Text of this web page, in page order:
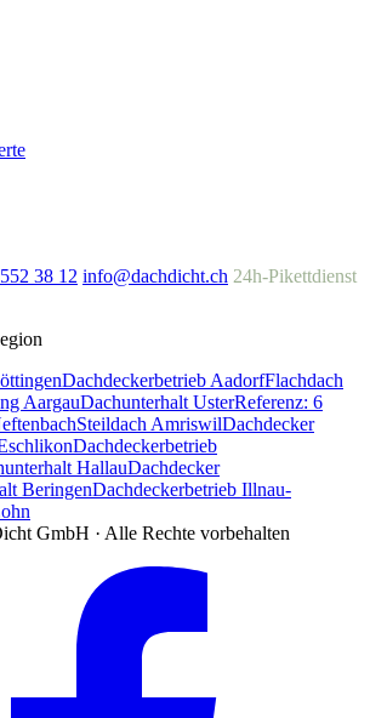
38 12 info@dachdicht.ch 24h-Pikettdienst
Dachdeckerbetrieb AadorfFlachdach
AargauDachunterhalt UsterReferenz: 6
Steildach AmriswilDachdecker
Dachdeckerbetrieb
HallauDachdecker
BeringenDachdeckerbetrieb Illnau-
GmbH · Alle Rechte vorbehalten